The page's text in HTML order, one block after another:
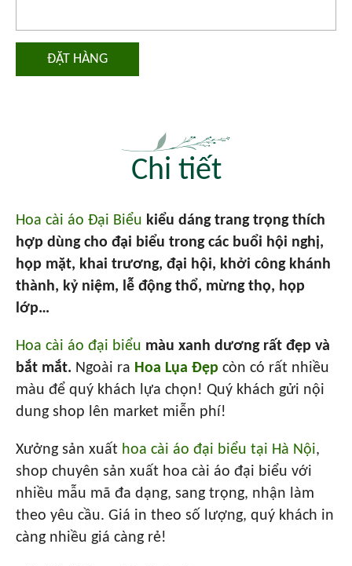
ĐẶT HÀNG
Chi tiết
Hoa cài áo Đại Biểu kiểu dáng trang trọng thích
hợp dùng cho đại biểu trong các buổi hội nghị,
họp mặt, khai trương, đại hội, khởi công khánh
thành, kỷ niệm, lễ động thổ, mừng thọ, họp
lớp…
Hoa cài áo đại biểu màu xanh dương rất đẹp và
bắt mắt. Ngoài ra Hoa Lụa Đẹp còn có rất nhiều
màu để quý khách lựa chọn! Quý khách gửi nội
dung shop lên market miễn phí!
Xưởng sản xuất hoa cài áo đại biểu tại Hà Nội,
shop chuyên sản xuất hoa cài áo đại biểu với
nhiều mẫu mã đa dạng, sang trọng, nhận làm
theo yêu cầu. Giá in theo số lượng, quý khách in
càng nhiều giá càng rẻ!